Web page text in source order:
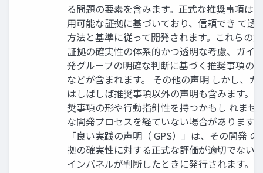
る問題の要素を含みます。正式な推奨事項は
用可能な証拠に基づいており、信頼でき て透
方法と基準に従って開発されます。これらの
証拠の確実性の体系的かつ透明な考慮、ガイ
発グループの明確な判断に基づく推奨事項の
などが含まれます。 その他の声明 しかし、ガ
はしばしば推奨事項以外の声明も含みます。
奨事項の形や行動指針性を持つかもし れませ
な開発プロセスを経ていない場合があります
「良い実践の声明（ GPS）」は、その開発
拠の確実性に対する正式な評価が適切でない
インパネルが判断したときに発行されます。